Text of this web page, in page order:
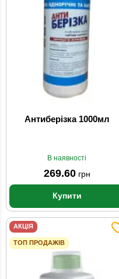
Антиберізка 1000мл
В наявності
269.60грн
Купити
АКЦІЯ
ТОП ПРОДАЖІВ